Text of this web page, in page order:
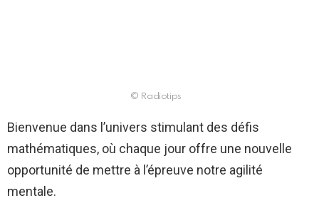
© Radiotips
Bienvenue dans l’univers stimulant des défis
mathématiques, où chaque jour offre une nouvelle
opportunité de mettre à l’épreuve notre agilité
mentale.